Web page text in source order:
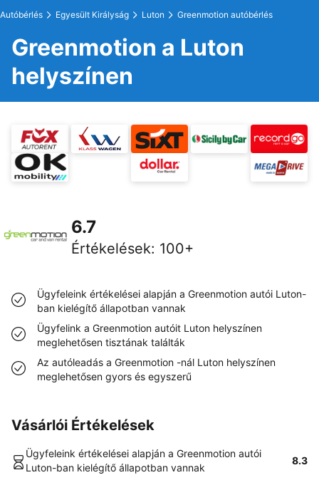
Autóbérlés Egyesült Királyság Luton Greenmotion autóbérlés
Greenmotion a Luton
helyszínen
6.7
Értékelések: 100+
Ügyfeleink értékelései alapján a Greenmotion autói Luton-
ban kielégítő állapotban vannak
Ügyfelink a Greenmotion autóit Luton helyszínen
meglehetősen tisztának találták
Az autóleadás a Greenmotion -nál Luton helyszínen
meglehetősen gyors és egyszerű
Vásárlói Értékelések
Ügyfeleink értékelései alapján a Greenmotion autói
Luton-ban kielégítő állapotban vannak
8.3